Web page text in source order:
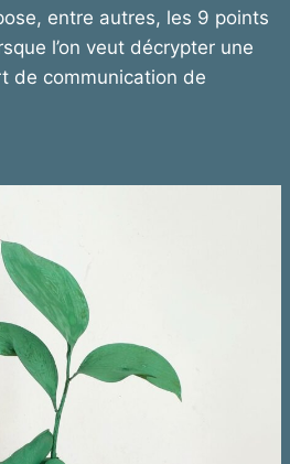
entre autres, les 9 points
l’on veut décrypter une
de communication de